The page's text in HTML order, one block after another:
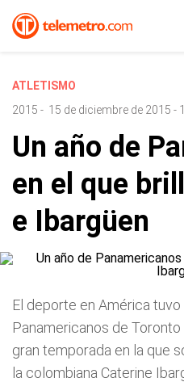
ATLETISMO
2015 - 15 de diciembre de 2015 -
Un año de
en el que
e Ibargüen
El deporte en América
Panamericanos de
gran temporada en la que
la colombiana Caterine